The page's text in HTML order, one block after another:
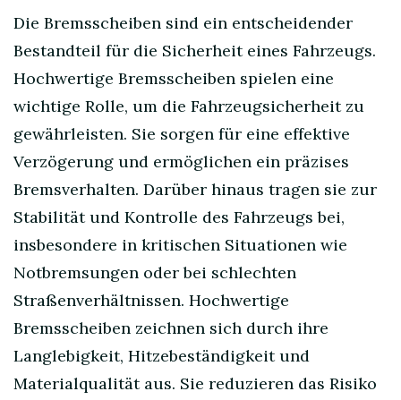
Die Bremsscheiben sind ein entscheidender
Bestandteil für die Sicherheit eines Fahrzeugs.
Hochwertige Bremsscheiben spielen eine
wichtige Rolle, um die Fahrzeugsicherheit zu
gewährleisten. Sie sorgen für eine effektive
Verzögerung und ermöglichen ein präzises
Bremsverhalten. Darüber hinaus tragen sie zur
Stabilität und Kontrolle des Fahrzeugs bei,
insbesondere in kritischen Situationen wie
Notbremsungen oder bei schlechten
Straßenverhältnissen. Hochwertige
Bremsscheiben zeichnen sich durch ihre
Langlebigkeit, Hitzebeständigkeit und
Materialqualität aus. Sie reduzieren das Risiko